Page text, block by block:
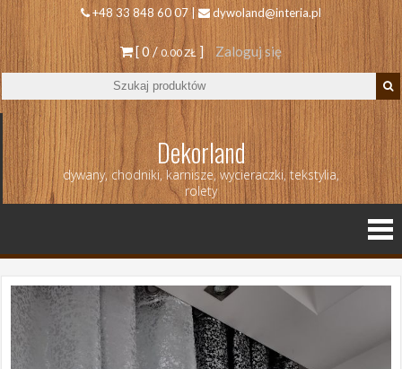
+48 33 848 60 07 | dywoland@interia.pl
[ 0 /0.00 ZŁ ] Zaloguj się
Dekorland
dywany, chodniki, karnisze, wycieraczki, tekstylia,
rolety